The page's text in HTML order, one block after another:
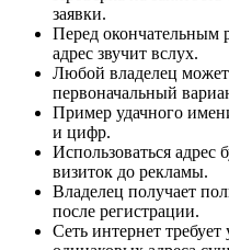
заявки.
Перед окончательным
адрес звучит вслух.
Любой владелец может
первоначальный
Пример удачного
и цифр.
Использоваться адрес
визиток до рекламы.
Владелец получает
после регистрации.
Сеть интернет